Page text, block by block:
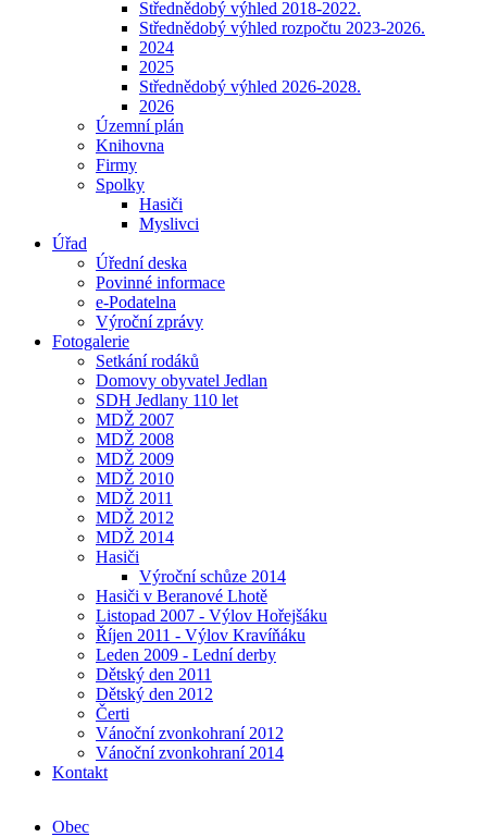
Střednědobý výhled 2018-2022.
Střednědobý výhled rozpočtu 2023-2026.
2024
2025
Střednědobý výhled 2026-2028.
2026
Územní plán
Knihovna
Firmy
Spolky
Hasiči
Myslivci
Úřad
Úřední deska
Povinné informace
e-Podatelna
Výroční zprávy
Fotogalerie
Setkání rodáků
Domovy obyvatel Jedlan
SDH Jedlany 110 let
MDŽ 2007
MDŽ 2008
MDŽ 2009
MDŽ 2010
MDŽ 2011
MDŽ 2012
MDŽ 2014
Hasiči
Výroční schůze 2014
Hasiči v Beranové Lhotě
Listopad 2007 - Výlov Hořejšáku
Říjen 2011 - Výlov Kravíňáku
Leden 2009 - Lední derby
Dětský den 2011
Dětský den 2012
Čerti
Vánoční zvonkohraní 2012
Vánoční zvonkohraní 2014
Kontakt
Obec